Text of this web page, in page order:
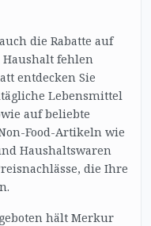
die Rabatte auf
fehlen
entdecken Sie
Lebensmittel
auf beliebte
Food-Artikeln wie
Haushaltswaren
die Ihre
hält Merkur